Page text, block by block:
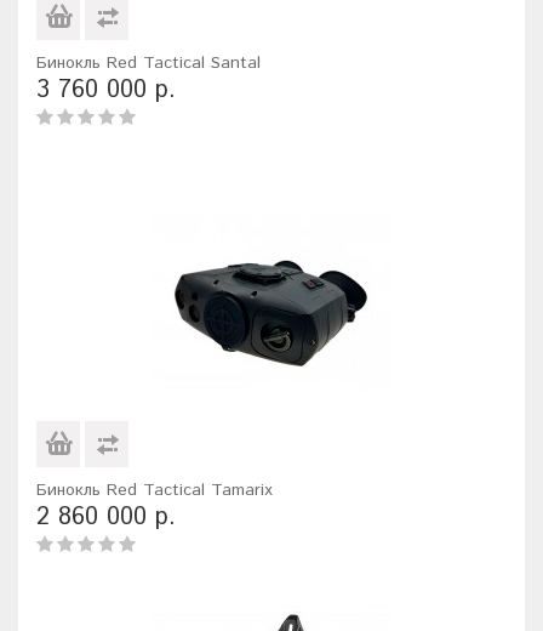
Бинокль Red Tactical Santal
3 760 000 р.
Бинокль Red Tactical Tamarix
2 860 000 р.